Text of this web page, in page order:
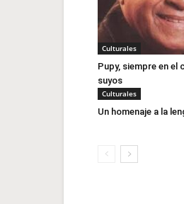
Culturales
Pupy, siempre en el
suyos
Culturales
Un homenaje a la